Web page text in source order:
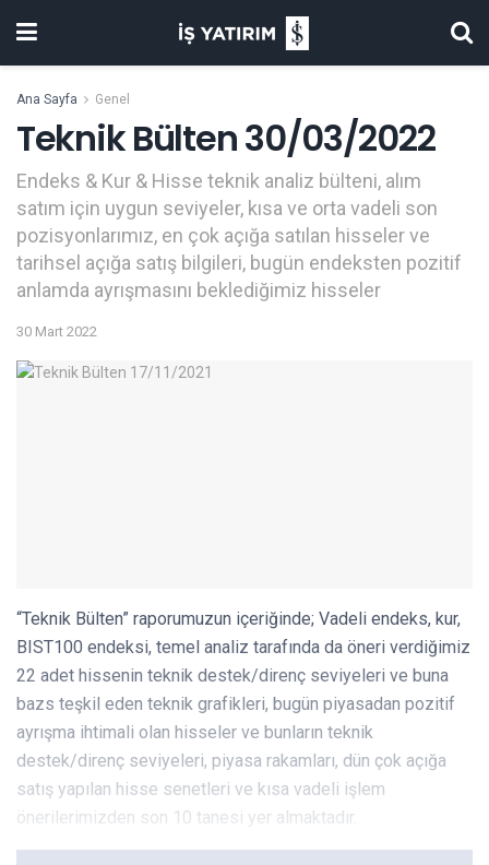
Ana Sayfa Genel
Teknik Bülten 30/03/2022
Endeks & Kur & Hisse teknik analiz bülteni, alım
satım için uygun seviyeler, kısa ve orta vadeli son
pozisyonlarımız, en çok açığa satılan hisseler ve
tarihsel açığa satış bilgileri, bugün endeksten pozitif
anlamda ayrışmasını beklediğimiz hisseler
30 Mart 2022
“Teknik Bülten” raporumuzun içeriğinde; Vadeli endeks, kur,
BIST100 endeksi, temel analiz tarafında da öneri verdiğimiz
22 adet hissenin teknik destek/direnç seviyeleri ve buna
bazs teşkil eden teknik grafikleri, bugün piyasadan pozitif
ayrışma ihtimali olan hisseler ve bunların teknik
destek/direnç seviyeleri, piyasa rakamları, dün çok açığa
satış yapılan hisse senetleri ve kısa vadeli işlem
önerilerimizden son 10 tanesi yer almaktadır.